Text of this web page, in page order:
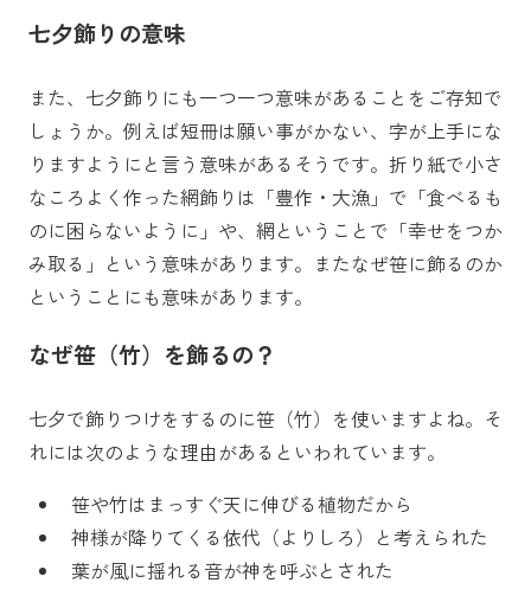
七夕飾りの意味
また、七夕飾りにも一つ一つ意味があることをご存知で
しょうか。例えば短冊は願い事がかない、字が上手にな
りますようにと言う意味があるそうです。折り紙で小さ
なころよく作った網飾りは「豊作・大漁」で「食べるも
のに困らないように」や、網ということで「幸せをつか
み取る」という意味があります。またなぜ笹に飾るのか
ということにも意味があります。
なぜ笹（竹）を飾るの？
七夕で飾りつけをするのに笹（竹）を使いますよね。そ
れには次のような理由があるといわれています。
笹や竹はまっすぐ天に伸びる植物だから
神様が降りてくる依代（よりしろ）と考えられた
葉が風に揺れる音が神を呼ぶとされた